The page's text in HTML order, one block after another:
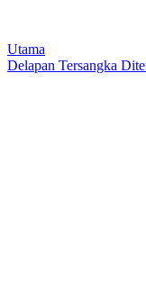
Utama
Delapan Tersangka